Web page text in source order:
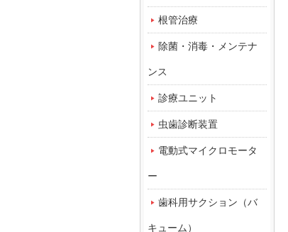
根管治療
除菌・消毒・メンテナ
ンス
診療ユニット
虫歯診断装置
電動式マイクロモータ
ー
歯科用サクション（バ
キューム）